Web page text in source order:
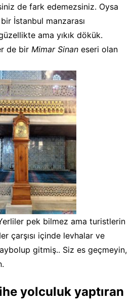
de fark edemezsiniz. Oysa
İstanbul manzarası
ama yıkık dökük.
de bir Mimar Sinan eseri olan
pek bilmez ama turistlerin
çarşısı içinde levhalar ve
gitmiş.. Siz es geçmeyin,
yolculuk yaptıran